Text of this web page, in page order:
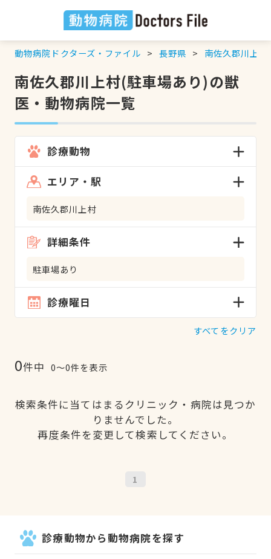
動物病院ドクターズ・ファイル 長野県 南佐久郡川上村
南佐久郡川上村(駐車場あり)の獣
医・動物病院一覧
診療動物
エリア・駅
南佐久郡川上村
詳細条件
駐車場あり
診療曜日
すべてをクリア
0件中 0〜0件を表示
検索条件に当てはまるクリニック・病院は見つか
りませんでした。
再度条件を変更して検索してください。
1
診療動物から動物病院を探す